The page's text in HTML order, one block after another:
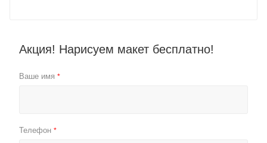
Акция! Нарисуем макет бесплатно!
Ваше имя *
Телефон *